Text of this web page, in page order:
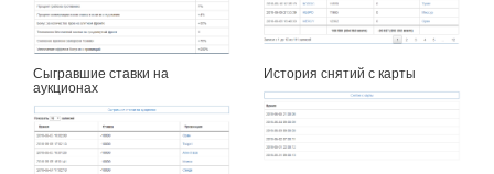
Сыгравшие ставки на
аукционах
История снятий с карты